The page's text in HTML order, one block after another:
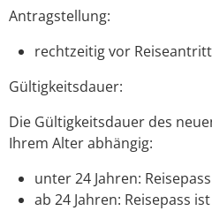
Antragstellung:
rechtzeitig vor Reiseantritt
Gültigkeitsdauer:
Die Gültigkeitsdauer des
Ihrem Alter abhängig:
unter 24 Jahren:
ab 24 Jahren: Reisepass